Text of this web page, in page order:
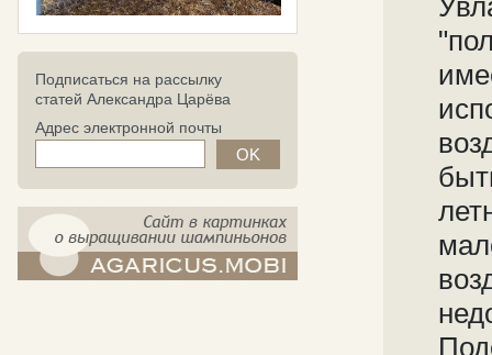
Подписаться на рассылку
статей Александра Царёва
Адрес электронной почты